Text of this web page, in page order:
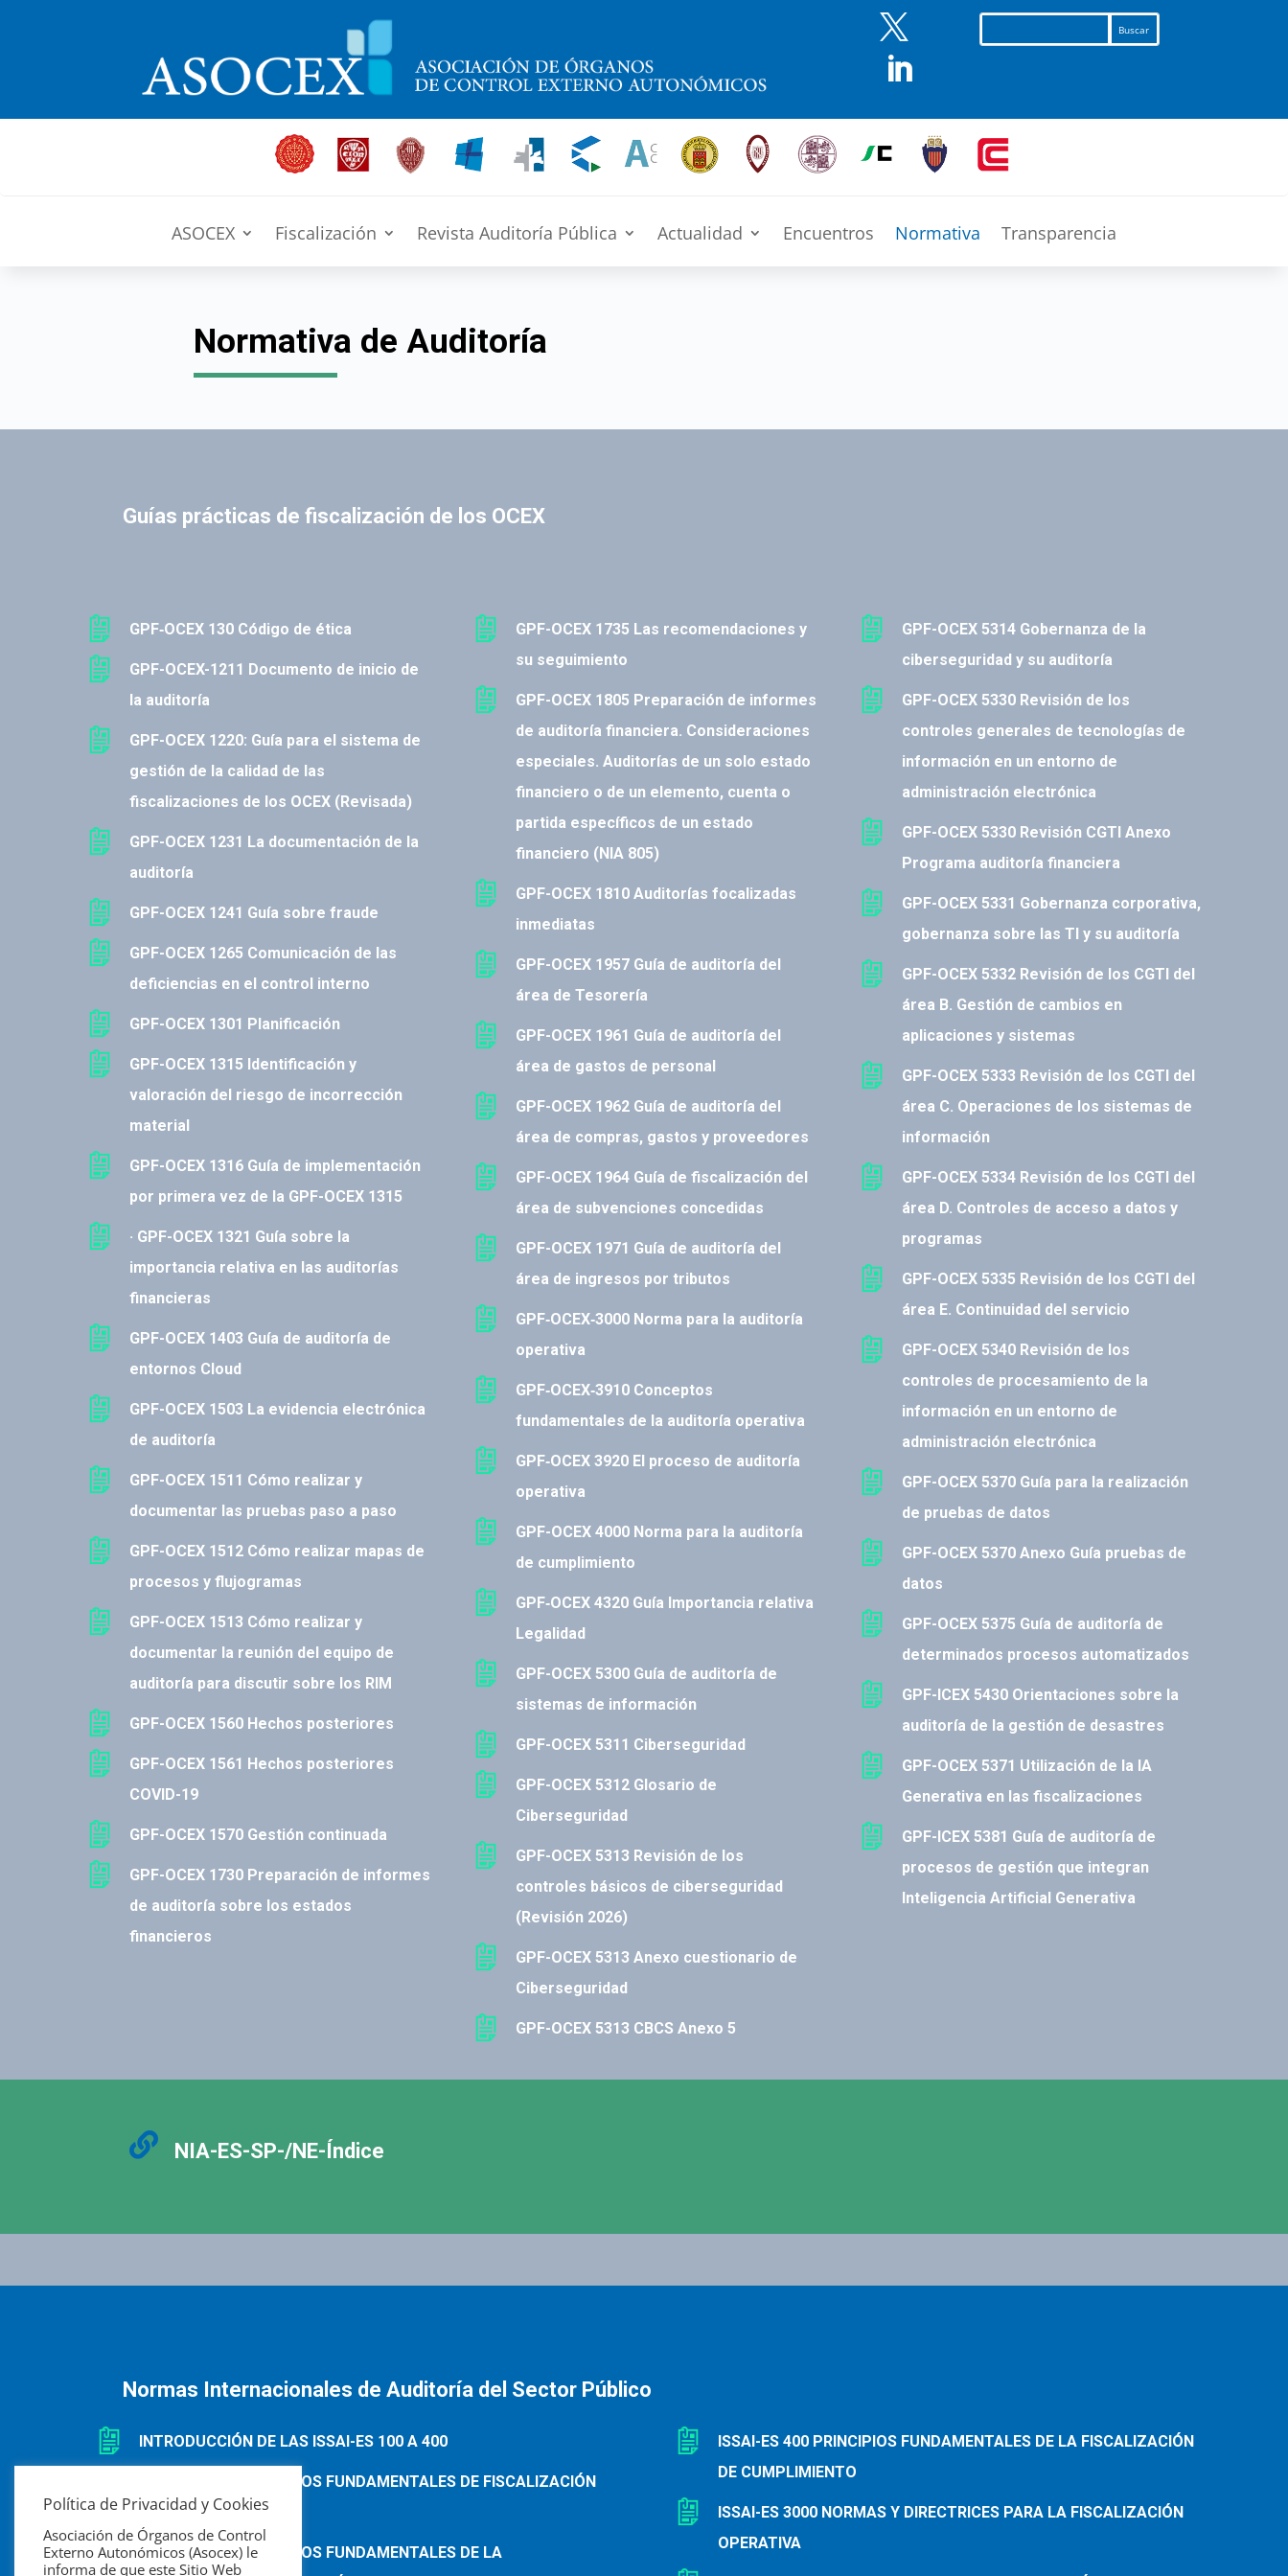


ASOCEX Fiscalización Revista Auditoría Pública Actualidad Encuentros Normativa Transparencia
Normativa de Auditoría
Guías prácticas de fiscalización de los OCEX
GPF‐OCEX 130 Código de ética
GPF-OCEX-1211 Documento de inicio de
la auditoría
GPF-OCEX 1220: Guía para el sistema de
gestión de la calidad de las
fiscalizaciones de los OCEX (Revisada)
GPF-OCEX 1231 La documentación de la
auditoría
GPF-OCEX 1241 Guía sobre fraude
GPF-OCEX 1265 Comunicación de las
deficiencias en el control interno
GPF-OCEX 1301 Planificación
GPF-OCEX 1315 Identificación y
valoración del riesgo de incorrección
material
GPF-OCEX 1316 Guía de implementación
por primera vez de la GPF-OCEX 1315
· GPF-OCEX 1321 Guía sobre la
importancia relativa en las auditorías
financieras
GPF-OCEX 1403 Guía de auditoría de
entornos Cloud
GPF-OCEX 1503 La evidencia electrónica
de auditoría
GPF-OCEX 1511 Cómo realizar y
documentar las pruebas paso a paso
GPF-OCEX 1512 Cómo realizar mapas de
procesos y flujogramas
GPF-OCEX 1513 Cómo realizar y
documentar la reunión del equipo de
auditoría para discutir sobre los RIM
GPF-OCEX 1560 Hechos posteriores
GPF-OCEX 1561 Hechos posteriores
COVID-19
GPF-OCEX 1570 Gestión continuada
GPF-OCEX 1730 Preparación de informes
de auditoría sobre los estados
financieros
GPF-OCEX 1735 Las recomendaciones y
su seguimiento
GPF-OCEX 1805 Preparación de informes
de auditoría financiera. Consideraciones
especiales. Auditorías de un solo estado
financiero o de un elemento, cuenta o
partida específicos de un estado
financiero (NIA 805)
GPF-OCEX 1810 Auditorías focalizadas
inmediatas
GPF-OCEX 1957 Guía de auditoría del
área de Tesorería
GPF-OCEX 1961 Guía de auditoría del
área de gastos de personal
GPF-OCEX 1962 Guía de auditoría del
área de compras, gastos y proveedores
GPF-OCEX 1964 Guía de fiscalización del
área de subvenciones concedidas
GPF-OCEX 1971 Guía de auditoría del
área de ingresos por tributos
GPF‐OCEX‐3000 Norma para la auditoría
operativa
GPF‐OCEX‐3910 Conceptos
fundamentales de la auditoría operativa
GPF‐OCEX 3920 El proceso de auditoría
operativa
GPF-OCEX 4000 Norma para la auditoría
de cumplimiento
GPF‐OCEX 4320 Guía Importancia relativa
Legalidad
GPF-OCEX 5300 Guía de auditoría de
sistemas de información
GPF-OCEX 5311 Ciberseguridad
GPF-OCEX 5312 Glosario de
Ciberseguridad
GPF-OCEX 5313 Revisión de los
controles básicos de ciberseguridad
(Revisión 2026)
GPF-OCEX 5313 Anexo cuestionario de
Ciberseguridad
GPF-OCEX 5313 CBCS Anexo 5
GPF-OCEX 5314 Gobernanza de la
ciberseguridad y su auditoría
GPF-OCEX 5330 Revisión de los
controles generales de tecnologías de
información en un entorno de
administración electrónica
GPF-OCEX 5330 Revisión CGTI Anexo
Programa auditoría financiera
GPF-OCEX 5331 Gobernanza corporativa,
gobernanza sobre las TI y su auditoría
GPF-OCEX 5332 Revisión de los CGTI del
área B. Gestión de cambios en
aplicaciones y sistemas
GPF-OCEX 5333 Revisión de los CGTI del
área C. Operaciones de los sistemas de
información
GPF-OCEX 5334 Revisión de los CGTI del
área D. Controles de acceso a datos y
programas
GPF-OCEX 5335 Revisión de los CGTI del
área E. Continuidad del servicio
GPF-OCEX 5340 Revisión de los
controles de procesamiento de la
información en un entorno de
administración electrónica
GPF-OCEX 5370 Guía para la realización
de pruebas de datos
GPF-OCEX 5370 Anexo Guía pruebas de
datos
GPF-OCEX 5375 Guía de auditoría de
determinados procesos automatizados
GPF-ICEX 5430 Orientaciones sobre la
auditoría de la gestión de desastres
GPF-OCEX 5371 Utilización de la IA
Generativa en las fiscalizaciones
GPF-ICEX 5381 Guía de auditoría de
procesos de gestión que integran
Inteligencia Artificial Generativa
 NIA-ES-SP-/NE-Índice
Normas Internacionales de Auditoría del Sector Público
INTRODUCCIÓN DE LAS ISSAI-ES 100 A 400
ISSAI-ES 100: PRINCIPIOS FUNDAMENTALES DE FISCALIZACIÓN
DEL SECTOR PÚBLICO
ISSAI-ES 200: PRINCIPIOS FUNDAMENTALES DE LA
ISSAI-ES 400 PRINCIPIOS FUNDAMENTALES DE LA FISCALIZACIÓN
DE CUMPLIMIENTO
ISSAI-ES 3000 NORMAS Y DIRECTRICES PARA LA FISCALIZACIÓN
OPERATIVA
Política de Privacidad y Cookies
Asociación de Órganos de Control
Externo Autonómicos (Asocex) le
informa de que este Sitio Web